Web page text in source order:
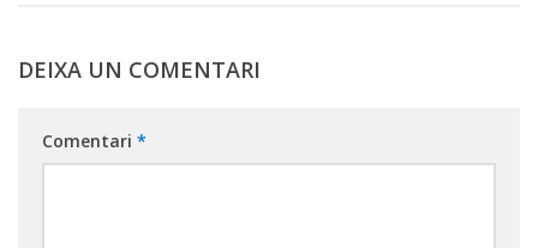
DEIXA UN COMENTARI
Comentari *